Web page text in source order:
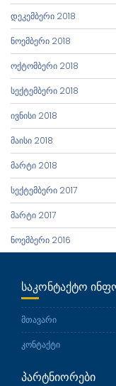
დეკემბერი 2018
ნოემბერი 2018
ოქტომბერი 2018
სექტემბერი 2018
ივნისი 2018
მაისი 2018
მარტი 2018
სექტემბერი 2017
მარტი 2017
ნოემბერი 2016
ᲡᲐᲙᲝᲜᲢᲐᲥᲢᲝ
მთავარი
კონტაქტი
ᲞᲐᲠᲢᲜᲘᲝᲠᲔᲑᲘ